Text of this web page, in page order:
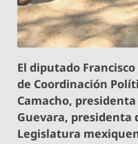
El diputado
de Coordinación
Camacho,
Guevara, presidenta
Legislatura